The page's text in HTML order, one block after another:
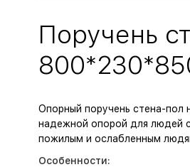
Поручень
Опорный поручень стена-пол
надежной опорой для людей
пожилым и ослабленным
Особенности: